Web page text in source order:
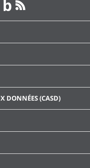
DONNÉES (CASD)